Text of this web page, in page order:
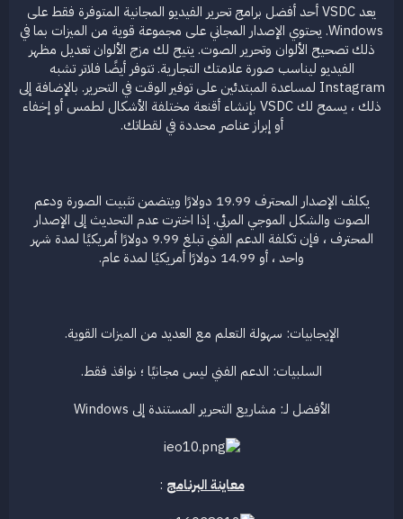
يعد VSDC أحد أفضل برامج تحرير الفيديو المجانية المتوفرة فقط على
Windows. يحتوي الإصدار المجاني على مجموعة قوية من الميزات بما في
ذلك تصحيح الألوان وتحرير الصوت. يتيح لك مزج الألوان تعديل مظهر
الفيديو ليناسب صورة علامتك التجارية. تتوفر أيضًا فلاتر تشبه
Instagram لمساعدة المبتدئين على توفير الوقت في التحرير. بالإضافة إلى
ذلك ، يسمح لك VSDC بإنشاء أقنعة مختلفة الأشكال لطمس أو إخفاء
أو إبراز عناصر محددة في لقطاتك.
يكلف الإصدار المحترف 19.99 دولارًا ويتضمن تثبيت الصورة ودعم
الصوت والشكل الموجي المرئي. إذا اخترت عدم التحديث إلى الإصدار
المحترف ، فإن تكلفة الدعم الفني تبلغ 9.99 دولارًا أمريكيًا لمدة شهر
واحد ، أو 14.99 دولارًا أمريكيًا لمدة عام.
الإيجابيات: سهولة التعلم مع العديد من الميزات القوية.
السلبيات: الدعم الفني ليس مجانيًا ؛ نوافذ فقط.
الأفضل لـ: مشاريع التحرير المستندة إلى Windows​
معاينة البرنامج :